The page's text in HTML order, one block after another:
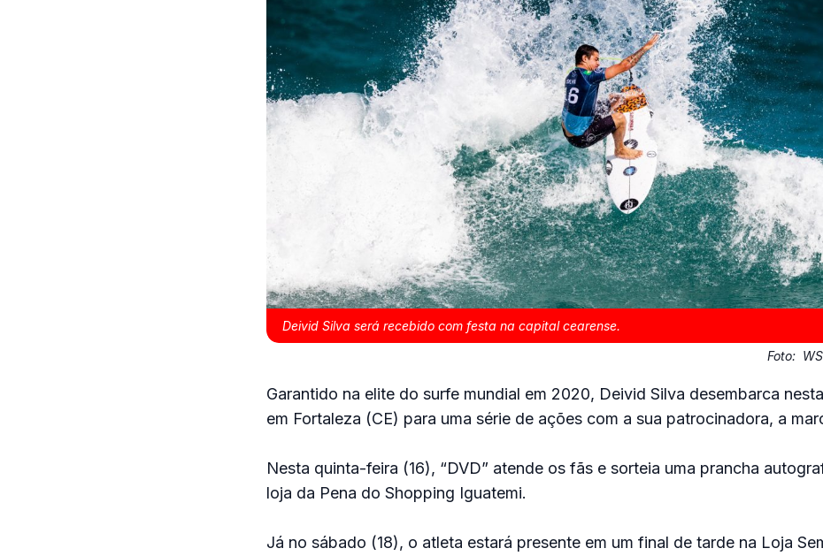
Deivid Silva será recebido com festa na capital cearense.
Foto:
Garantido na elite do surfe mundial em 2020, Deivid Silva desembarca
em Fortaleza (CE) para uma série de ações com a sua patrocinadora, a
Nesta quinta-feira (16), “DVD” atende os fãs e sorteia uma prancha
loja da Pena do Shopping Iguatemi.
Já no sábado (18), o atleta estará presente em um final de tarde na Loja